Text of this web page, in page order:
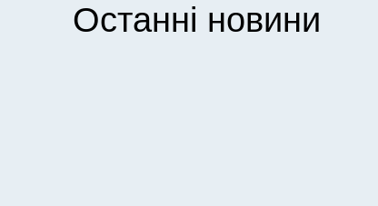
Останні новини